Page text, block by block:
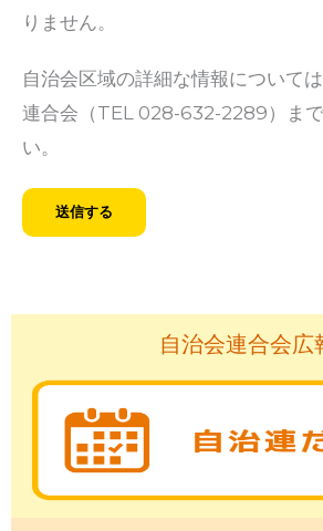
りません。
自治会区域の詳細な情報について
連合会（TEL 028-632-2289）ま
い。
自治会連合会広